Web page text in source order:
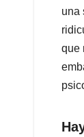
una
que